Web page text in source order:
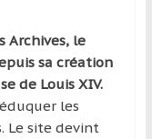
Archives, le
sa création
de Louis XIV.
les
Le site devint